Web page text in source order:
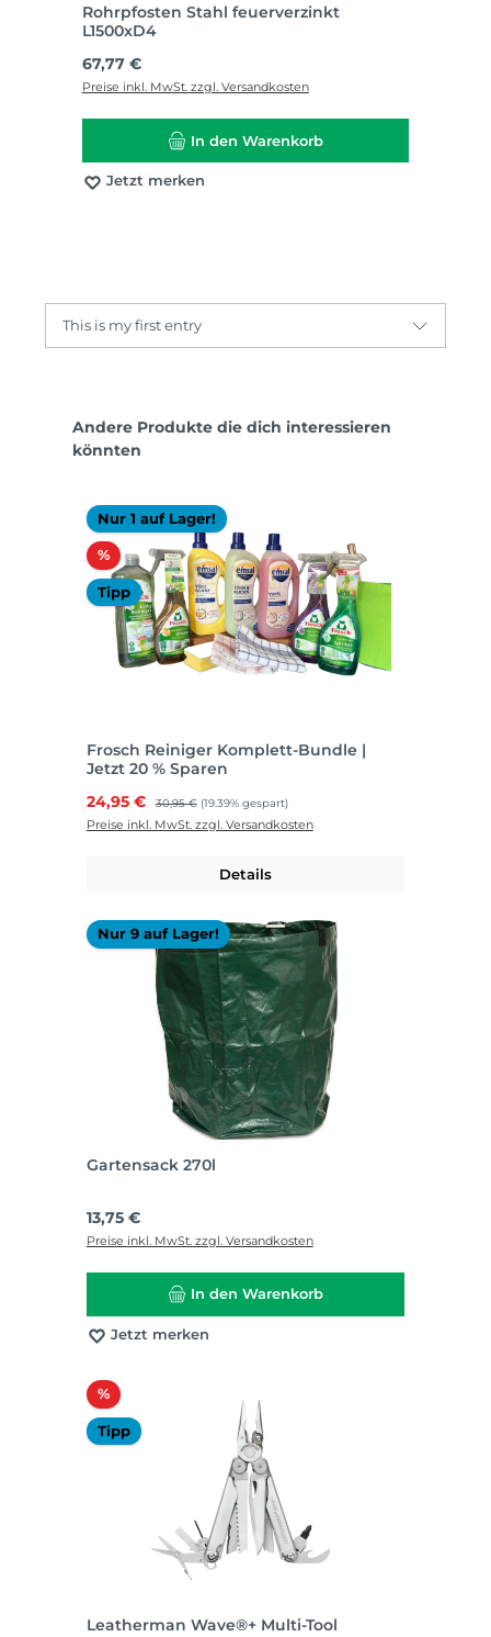
Rohrpfosten Stahl feuerverzinkt
L1500xD4
Regulärer Preis:
67,77 €
Preise inkl. MwSt. zzgl. Versandkosten
In den Warenkorb
Jetzt merken
This is my first entry
Produktgalerie überspringen
Andere Produkte die dich interessieren
könnten
Nur 1 auf Lager!
%Rabatt
Tipp
Frosch Reiniger Komplett-Bundle |
Jetzt 20 % Sparen
Verkaufspreis:
24,95 € Regulärer Preis:
30,95 € (19.39% gespart)
Preise inkl. MwSt. zzgl. Versandkosten
Details
Nur 9 auf Lager!
Gartensack 270l
Regulärer Preis:
13,75 €
Preise inkl. MwSt. zzgl. Versandkosten
In den Warenkorb
Jetzt merken
%Rabatt
Tipp
Leatherman Wave®+ Multi-Tool